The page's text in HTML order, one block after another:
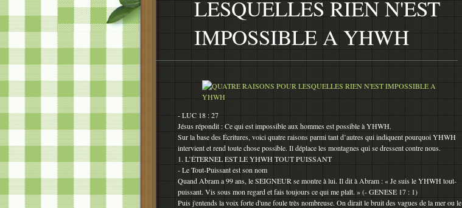
LESQUELLES RIEN N'EST
IMPOSSIBLE A YHWH
- LUC 18 : 27
Jésus répondit : Ce qui est impossible aux hommes est possible à YHWH.
Sur la base des Écritures, voici quatre raisons parmi tant d’autres qui indiquent pourquoi YHWH
intervient et rend toute chose possible. Il déplace les montagnes qui se dressent contre nous.
1. L’ÉTERNEL EST LE YHWH TOUT PUISSANT
- Le Tout-Puissant est son nom
Quand Abram a 99 ans, le SEIGNEUR se montre à lui. Il dit à Abram : « Je suis le YHWH tout-
puissant. Vis sous mon regard et fais toujours ce qui me plaît. » (- GENESE 17 : 1)
Puis j'entends la voix forte d'une foule très nombreuse. On dirait le bruit des vagues de la mer ou le